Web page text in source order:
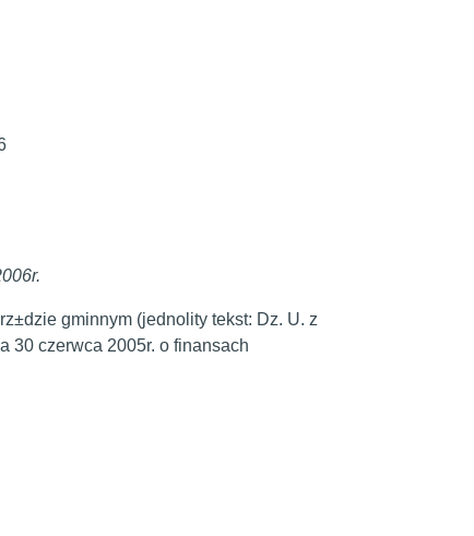
gminnym (jednolity tekst: Dz. U. z
30 czerwca 2005r. o finansach